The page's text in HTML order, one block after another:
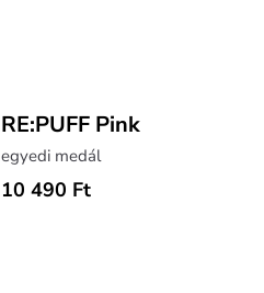
RE:PUFF Pink
egyedi medál
10 490 Ft